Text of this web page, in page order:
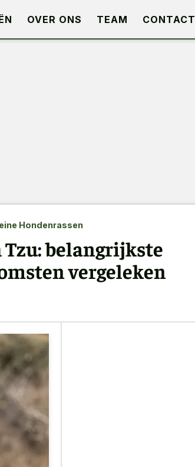
OVER ONS TEAM CONTACT
Hondenrassen
Tzu: belangrijkste
vergeleken